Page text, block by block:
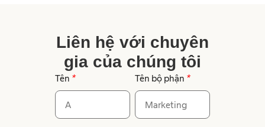
Liên hệ với chuyên
gia của chúng tôi
Tên * Tên bộ phận *